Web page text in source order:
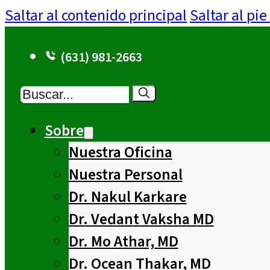
Saltar al contenido principalSaltar al
(631) 981-2663
Buscar
Sobre
Nuestra Oficina
Nuestra Personal
Dr. Nakul Karkare
Dr. Vedant Vaksha MD
Dr. Mo Athar, MD
Dr. Ocean Thakar, MD